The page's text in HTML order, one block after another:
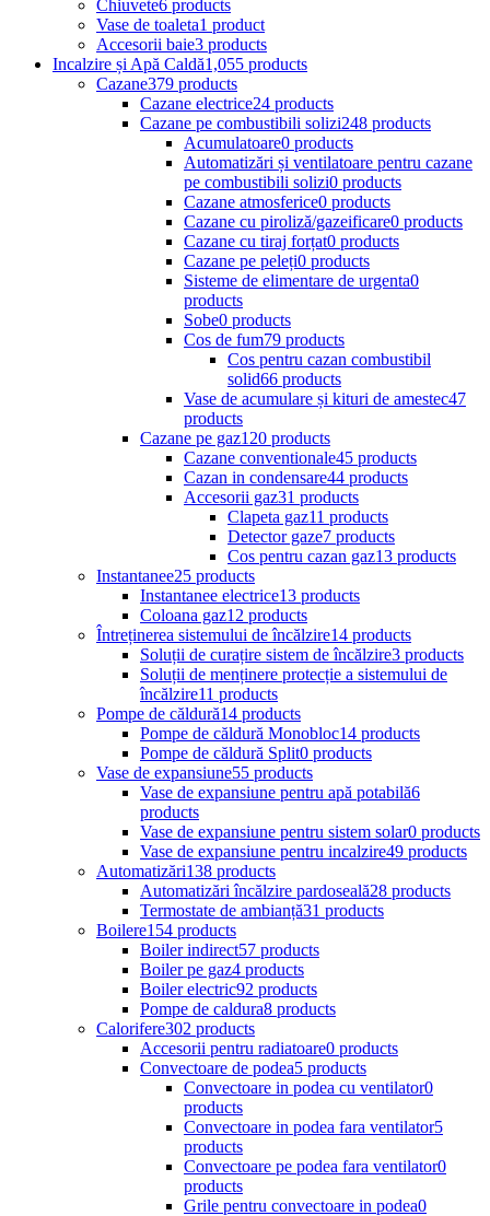
Chiuvete6 products
Vase de toaleta1 product
Accesorii baie3 products
Incalzire și Apă Caldă1,055 products
Cazane379 products
Cazane electrice24 products
Cazane pe combustibili solizi248 products
Acumulatoare0 products
Automatizări și ventilatoare pentru cazane
pe combustibili solizi0 products
Cazane atmosferice0 products
Cazane cu piroliză/gazeificare0 products
Cazane cu tiraj forțat0 products
Cazane pe peleți0 products
Sisteme de elimentare de urgenta0
products
Sobe0 products
Cos de fum79 products
Cos pentru cazan combustibil
solid66 products
Vase de acumulare și kituri de amestec47
products
Cazane pe gaz120 products
Cazane conventionale45 products
Cazan in condensare44 products
Accesorii gaz31 products
Clapeta gaz11 products
Detector gaze7 products
Cos pentru cazan gaz13 products
Instantanee25 products
Instantanee electrice13 products
Coloana gaz12 products
Întreținerea sistemului de încălzire14 products
Soluții de curațire sistem de încălzire3 products
Soluții de menținere protecție a sistemului de
încălzire11 products
Pompe de căldură14 products
Pompe de căldură Monobloc14 products
Pompe de căldură Split0 products
Vase de expansiune55 products
Vase de expansiune pentru apă potabilă6
products
Vase de expansiune pentru sistem solar0 products
Vase de expansiune pentru incalzire49 products
Automatizări138 products
Automatizări încălzire pardoseală28 products
Termostate de ambianță31 products
Boilere154 products
Boiler indirect57 products
Boiler pe gaz4 products
Boiler electric92 products
Pompe de caldura8 products
Calorifere302 products
Accesorii pentru radiatoare0 products
Convectoare de podea5 products
Convectoare in podea cu ventilator0
products
Convectoare in podea fara ventilator5
products
Convectoare pe podea fara ventilator0
products
Grile pentru convectoare in podea0